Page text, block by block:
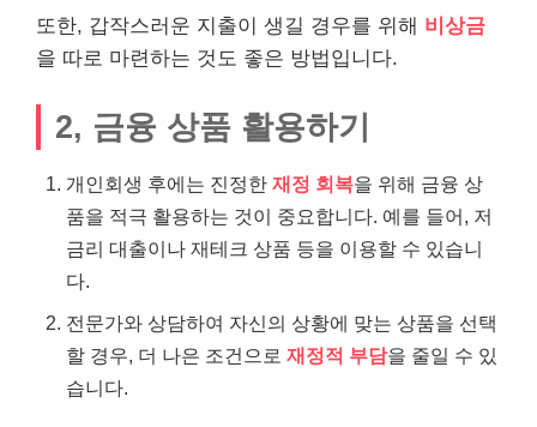
또한, 갑작스러운 지출이 생길 경우를 위해 비상금
을 따로 마련하는 것도 좋은 방법입니다.
2, 금융 상품 활용하기
개인회생 후에는 진정한 재정 회복을 위해 금융 상
품을 적극 활용하는 것이 중요합니다. 예를 들어, 저
금리 대출이나 재테크 상품 등을 이용할 수 있습니
다.
전문가와 상담하여 자신의 상황에 맞는 상품을 선택
할 경우, 더 나은 조건으로 재정적 부담을 줄일 수 있
습니다.